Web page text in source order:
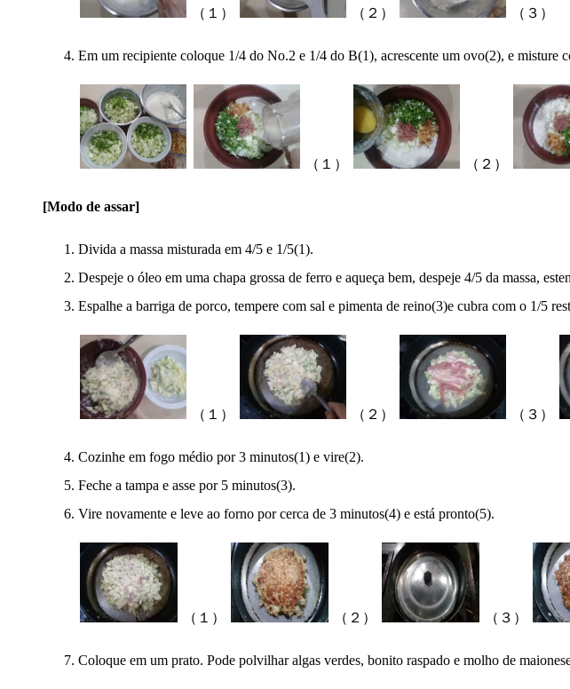
（１） （２） （３）
Em um recipiente coloque 1/4 do No.2 e 1/4 do B(1), acrescente um ovo(2), e misture
（１） （２）
[Modo de assar]
Divida a massa misturada em 4/5 e 1/5(1).
Despeje o óleo em uma chapa grossa de ferro e aqueça bem, despeje 4/5 da massa,
Espalhe a barriga de porco, tempere com sal e pimenta de reino(3)e cubra com o 1/5
（１） （２） （３）
Cozinhe em fogo médio por 3 minutos(1) e vire(2).
Feche a tampa e asse por 5 minutos(3).
Vire novamente e leve ao forno por cerca de 3 minutos(4) e está pronto(5).
（１） （２） （３）
Coloque em um prato. Pode polvilhar algas verdes, bonito raspado e molho de